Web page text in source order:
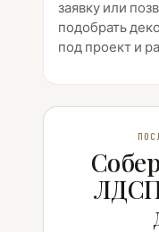
заявку или
подобрать
под проект и